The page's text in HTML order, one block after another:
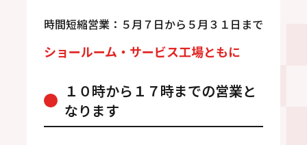
時間短縮営業：５月７日から５月３１日まで
ショールーム・サービス工場ともに
１０時から１７時までの営業と
なります